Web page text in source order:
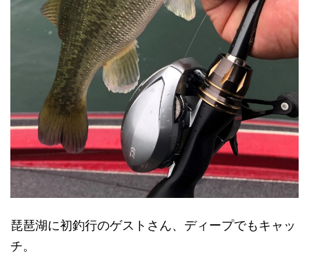
琵琶湖に初釣行のゲストさん、ディープでもキャッ
チ。